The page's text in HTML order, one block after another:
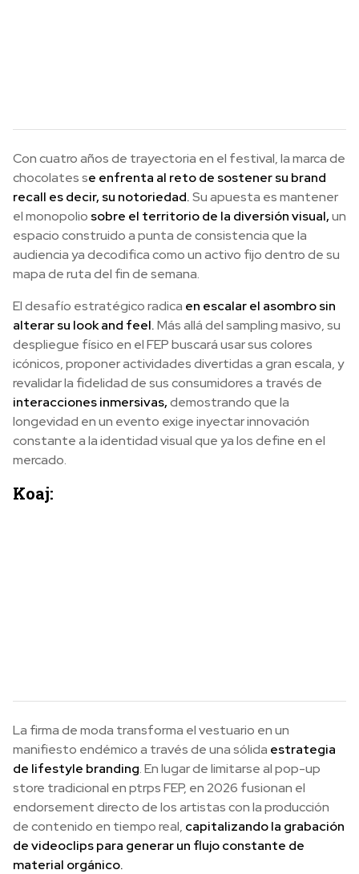
Con cuatro años de trayectoria en el festival, la marca de
chocolates se enfrenta al reto de sostener su brand
recall es decir, su notoriedad.Su apuesta es mantener
el monopolio sobre el territorio de la diversión visual,un
espacio construido a punta de consistencia que la
audiencia ya decodifica como un activo fijo dentro de su
mapa de ruta del fin de semana.
El desafío estratégico radica en escalar el asombro sin
alterar su look and feel.Más allá del sampling masivo, su
despliegue físico en el FEP buscará usar sus colores
icónicos, proponer actividades divertidas a gran escala, y
revalidar la fidelidad de sus consumidores a través de
interacciones inmersivas,demostrando que la
longevidad en un evento exige inyectar innovación
constante a la identidad visual que ya los define en el
mercado.
Koaj:
La firma de moda transforma el vestuario en un
manifiesto endémico a través de una sólida estrategia
de lifestyle branding. En lugar de limitarse al pop-up
store tradicional en ptrps FEP, en 2026 fusionan el
endorsement directo de los artistas con la producción
de contenido en tiempo real, capitalizando la grabación
de videoclips para generar un flujo constante de
material orgánico.